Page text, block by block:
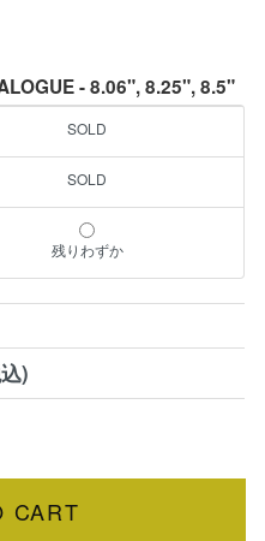
- 8.06", 8.25", 8.5"
残りわずか
)